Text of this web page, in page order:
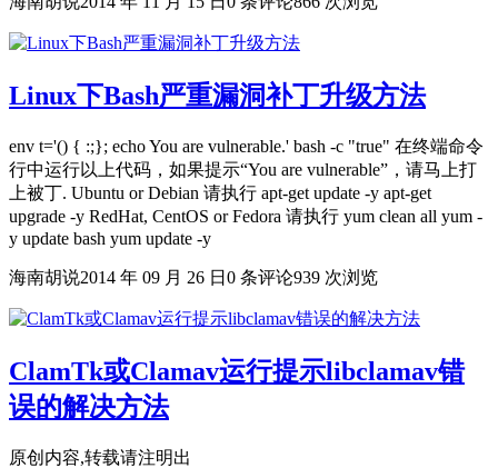
Linux下Bash严重漏洞补丁升级方法
env t='() { :;}; echo You are vulnerable.' bash -c "true" 在终端命令
行中运行以上代码，如果提示“You are vulnerable”，请马上打
上被丁. Ubuntu or Debian 请执行 apt-get update -y apt-get
upgrade -y RedHat, CentOS or Fedora 请执行 yum clean all yum -
y update bash yum update -y
海南胡说2014 年 09 月 26 日 0 条评论939 次浏览
ClamTk或Clamav运行提示libclamav错
误的解决方法
原创内容,转载请注明出